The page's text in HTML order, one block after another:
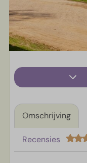
Omschrijving
Recensies